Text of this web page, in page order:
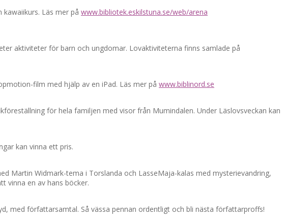
Läs mer på www.bibliotek.eskilstuna.se/web/arena
aktiviteter för barn och ungdomar. Lovaktiviteterna finns samlade på
film med hjälp av en iPad. Läs mer på www.biblinord.se
för hela familjen med visor från Mumindalen. Under Läslovsveckan kan
kan vinna ett pris.
Martin Widmark-tema i Torslanda och LasseMaja-kalas med mysterievandring,
vinna en av hans böcker.
med författarsamtal. Så vässa pennan ordentligt och bli nästa författarproffs!